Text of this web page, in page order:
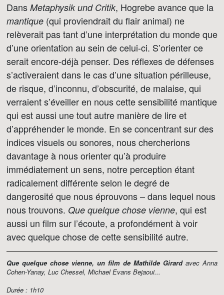
Dans Metaphysik und Critik, Hogrebe avance que la
mantique (qui proviendrait du flair animal) ne
relèverait pas tant d’une interprétation du monde que
d’une orientation au sein de celui-ci. S’orienter ce
serait encore-déjà penser. Des réflexes de défenses
s’activeraient dans le cas d’une situation périlleuse,
de risque, d’inconnu, d’obscurité, de malaise, qui
verraient s’éveiller en nous cette sensibilité mantique
qui est aussi une tout autre manière de lire et
d’appréhender le monde. En se concentrant sur des
indices visuels ou sonores, nous chercherions
davantage à nous orienter qu’à produire
immédiatement un sens, notre perception étant
radicalement différente selon le degré de
dangerosité que nous éprouvons – dans lequel nous
nous trouvons. Que quelque chose vienne, qui est
aussi un film sur l’écoute, a profondément à voir
avec quelque chose de cette sensibilité autre.
Que quelque chose vienne, un film de Mathilde Girardavec Anna
Cohen-Yanay, Luc Chessel, Michael Evans Bejaoui...
Durée : 1h10